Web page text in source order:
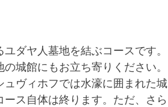
ダヤ人墓地を結ぶコースです。
城館にもお立ち寄りください。
ヴィホフでは水濠に囲まれた城
ス自体は終ります。ただ、さら